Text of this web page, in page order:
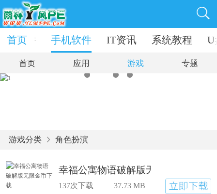
脑软件 手机软件 IT资讯 系统教程 U
首页
首页 应用 游戏 专题
游戏分类 角色扮演
幸福公寓物语破解版无限金币下载
137次下载
37.73 MB